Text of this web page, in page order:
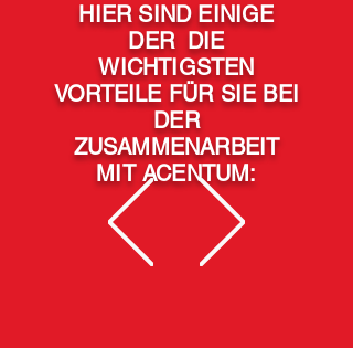
HIER SIND EINIGE
DER DIE
WICHTIGSTEN
VORTEILE FÜR SIE BEI
DER
ZUSAMMENARBEIT
MIT ACENTUM: